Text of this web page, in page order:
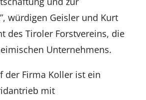
würdigen Geisler und Kurt
des Tiroler Forstvereins, die
Unternehmens.
der Firma Koller ist ein
mit